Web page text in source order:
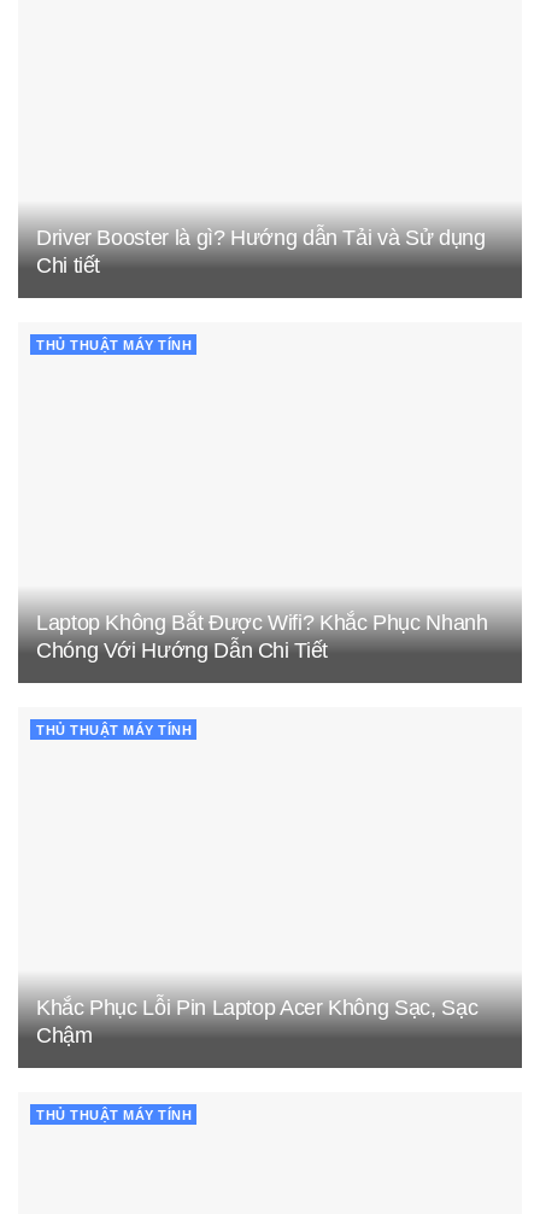
Driver Booster là gì? Hướng dẫn Tải và Sử dụng
Chi tiết
THỦ THUẬT MÁY TÍNH
Laptop Không Bắt Được Wifi? Khắc Phục Nhanh
Chóng Với Hướng Dẫn Chi Tiết
THỦ THUẬT MÁY TÍNH
Khắc Phục Lỗi Pin Laptop Acer Không Sạc, Sạc
Chậm
THỦ THUẬT MÁY TÍNH